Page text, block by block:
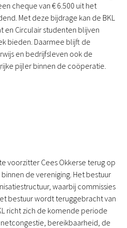
cheque van € 6.500 uit het
Met deze bijdrage kan de BKL
en Circulair studenten blijven
bieden. Daarmee blijft de
en bedrijfsleven ook de
pijler binnen de coöperatie.
voorzitter Cees Okkerse terug op
de vereniging. Het bestuur
waarbij commissies
bestuur wordt teruggebracht van
richt zich de komende periode
bereikbaarheid, de